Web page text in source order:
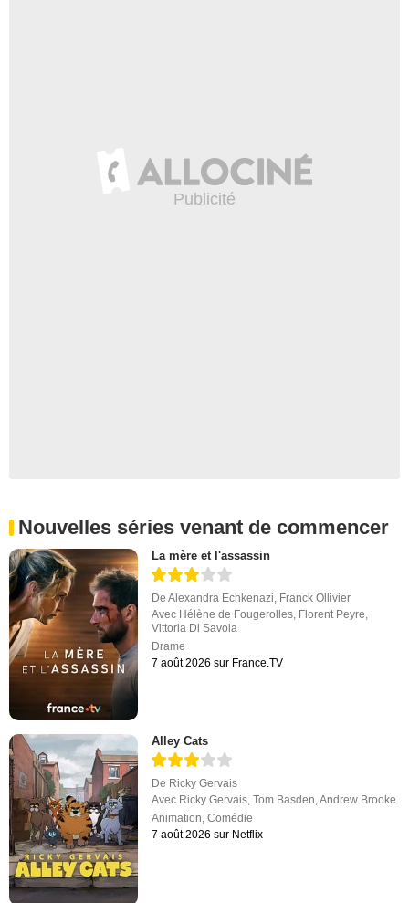
Nouvelles séries venant de commencer
La mère et l'assassin
DeAlexandra Echkenazi Franck Ollivier
Avec Hélène de Fougerolles Florent Peyre
Vittoria Di Savoia
Drame
7 août 2026 sur France.TV
Alley Cats
De Ricky Gervais
Avec Ricky Gervais,Tom Basden,Andrew Brooke
Animation,Comédie
7 août 2026 sur Netflix